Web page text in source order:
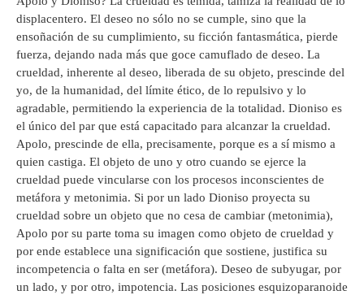
displacentero. El deseo no sólo no se cumple, sino que la
ensoñación de su cumplimiento, su ficción fantasmática, pierde
fuerza, dejando nada más que goce camuflado de deseo. La
crueldad, inherente al deseo, liberada de su objeto, prescinde del
yo, de la humanidad, del límite ético, de lo repulsivo y lo
agradable, permitiendo la experiencia de la totalidad. Dioniso es
el único del par que está capacitado para alcanzar la crueldad.
Apolo, prescinde de ella, precisamente, porque es a sí mismo a
quien castiga. El objeto de uno y otro cuando se ejerce la
crueldad puede vincularse con los procesos inconscientes de
metáfora y metonimia. Si por un lado Dioniso proyecta su
crueldad sobre un objeto que no cesa de cambiar (metonimia),
Apolo por su parte toma su imagen como objeto de crueldad y
por ende establece una significación que sostiene, justifica su
incompetencia o falta en ser (metáfora). Deseo de subyugar, por
un lado, y por otro, impotencia. Las posiciones esquizoparanoide